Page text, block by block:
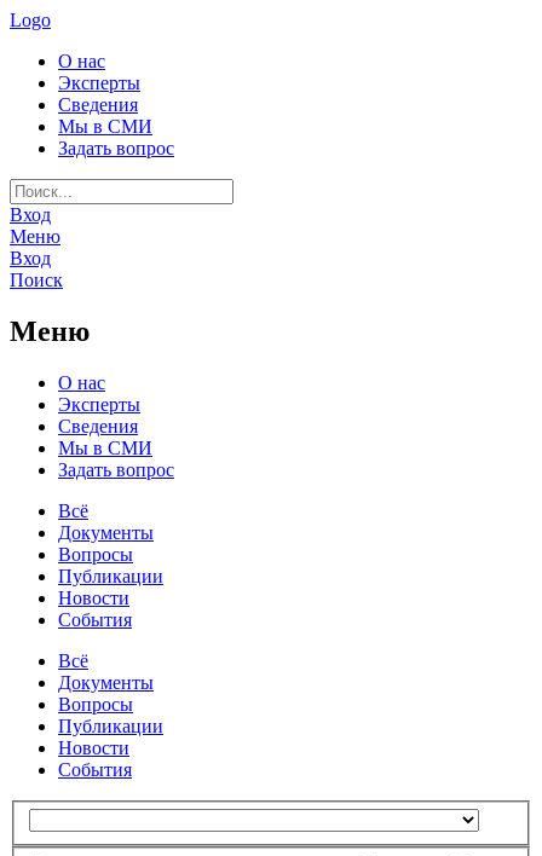
Logo
О нас
Эксперты
Сведения
Мы в СМИ
Задать вопрос
Вход
Меню
Вход
Поиск
Меню
О нас
Эксперты
Сведения
Мы в СМИ
Задать вопрос
Всё
Документы
Вопросы
Публикации
Новости
События
Всё
Документы
Вопросы
Публикации
Новости
События